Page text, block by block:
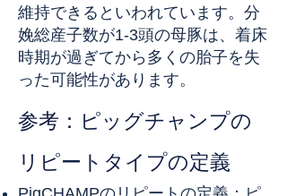
維持できるといわれています。分
娩総産子数が1-3頭の母豚は、着床
時期が過ぎてから多くの胎子を失
った可能性があります。
参考：ピッグチャンプの
リピートタイプの定義